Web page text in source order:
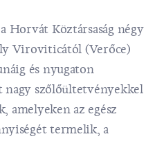
Horvát Köztársaság négy
Viroviticától (Verőce)
és nyugaton
szőlőültetvényekkel
az egész
termelik, a